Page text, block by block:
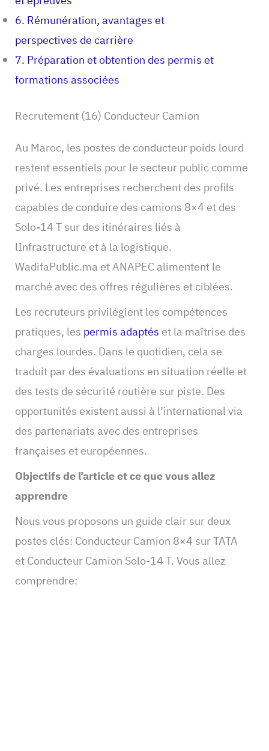
6. Rémunération, avantages et
perspectives de carrière
7. Préparation et obtention des permis et
formations associées
Recrutement (16) Conducteur Camion
Au Maroc, les postes de conducteur poids lourd
restent essentiels pour le secteur public comme
privé. Les entreprises recherchent des profils
capables de conduire des camions 8×4 et des
Solo-14 T sur des itinéraires liés à
lInfrastructure et à la logistique.
WadifaPublic.ma et ANAPEC alimentent le
marché avec des offres régulières et ciblées.
Les recruteurs privilégient les compétences
pratiques, les permis adaptés et la maîtrise des
charges lourdes. Dans le quotidien, cela se
traduit par des évaluations en situation réelle et
des tests de sécurité routière sur piste. Des
opportunités existent aussi à l’international via
des partenariats avec des entreprises
françaises et européennes.
Objectifs de l’article et ce que vous allez
apprendre
Nous vous proposons un guide clair sur deux
postes clés: Conducteur Camion 8×4 sur TATA
et Conducteur Camion Solo-14 T. Vous allez
comprendre: